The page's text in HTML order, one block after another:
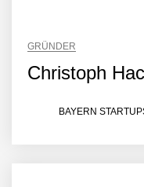
GRÜNDER
Christoph
BAYERN